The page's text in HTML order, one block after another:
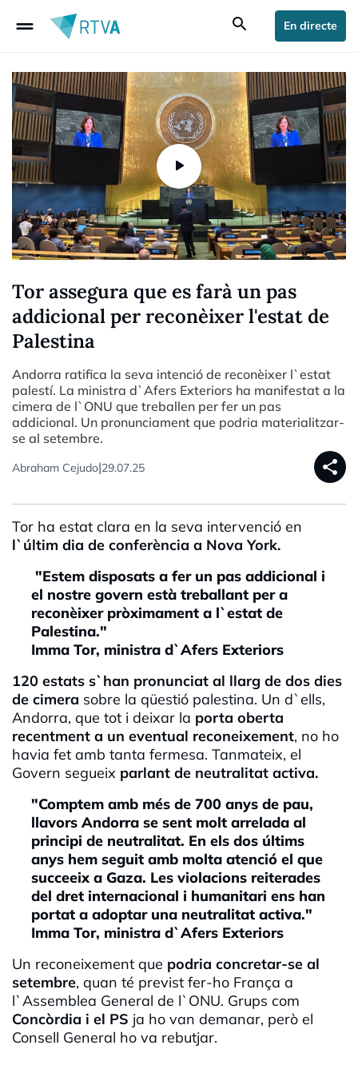
drag_handle search En directe
Tor assegura que es farà un pas
addicional per reconèixer l'estat de
Palestina
Andorra ratifica la seva intenció de reconèixer l`estat
palestí. La ministra d`Afers Exteriors ha manifestat a la
cimera de l`ONU que treballen per fer un pas
addicional. Un pronunciament que podria materialitzar-
se al setembre.
Abraham Cejudo|29.07.25 share
Tor ha estat clara en la seva intervenció en
l`últim dia de conferència a Nova York.
"Estem disposats a fer un pas addicional i
el nostre govern està treballant per a
reconèixer pròximament a l`estat de
Palestina."
Imma Tor, ministra d`Afers Exteriors
120 estats s`han pronunciat al llarg de dos dies
de cimera sobre la qüestió palestina. Un d`ells,
Andorra, que tot i deixar la porta oberta
recentment a un eventual reconeixement, no ho
havia fet amb tanta fermesa. Tanmateix, el
Govern segueix parlant de neutralitat activa.
"Comptem amb més de 700 anys de pau,
llavors Andorra se sent molt arrelada al
principi de neutralitat. En els dos últims
anys hem seguit amb molta atenció el que
succeeix a Gaza. Les violacions reiterades
del dret internacional i humanitari ens han
portat a adoptar una neutralitat activa."
Imma Tor, ministra d`Afers Exteriors
Un reconeixement que podria concretar-se al
setembre, quan té previst fer-ho França a
l`Assemblea General de l`ONU. Grups com
Concòrdia i el PS ja ho van demanar, però el
Consell General ho va rebutjar.